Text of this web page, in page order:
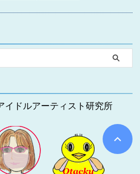
イドルアーティスト研究所